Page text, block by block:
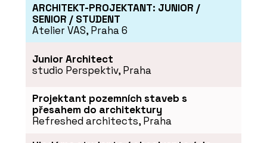
ARCHITEKT-PROJEKTANT: JUNIOR /
SENIOR / STUDENT
Atelier VAS, Praha 6
Junior Architect
studio Perspektiv, Praha
Projektant pozemních staveb s
přesahem do architektury
Refreshed architects, Praha